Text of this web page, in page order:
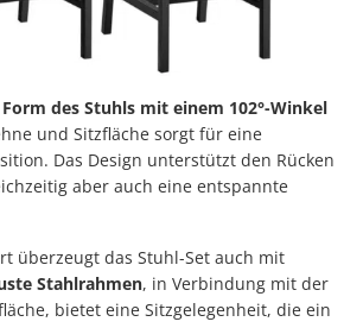
des Stuhls mit einem 102°-Winkel
und Sitzfläche sorgt für eine
Das Design unterstützt den Rücken
aber auch eine entspannte
überzeugt das Stuhl-Set auch mit
Stahlrahmen, in Verbindung mit der
bietet eine Sitzgelegenheit, die ein